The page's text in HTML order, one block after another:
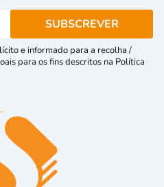
e informado para a recolha /
para os fins descritos na Política